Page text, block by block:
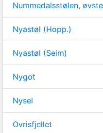
Nummedalsstølen, øvste
Nyastøl (Hopp.)
Nyastøl (Seim)
Nygot
Nysel
Ovrisfjellet